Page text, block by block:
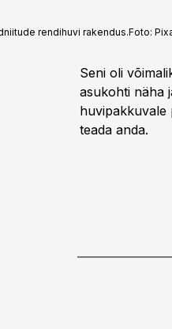
rendihuvi rakendus.Foto:
Seni oli
asukohti näha
huvipakkuvale
teada anda.